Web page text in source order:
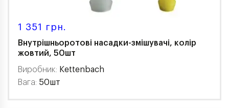
1 351 грн.
Внутрішньоротові насадки-змішувачі, колір
жовтий, 50шт
Виробник: Kettenbach
Вага: 50шт